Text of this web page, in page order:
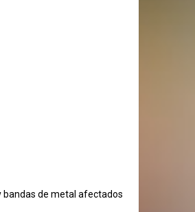
bandas de metal afectados